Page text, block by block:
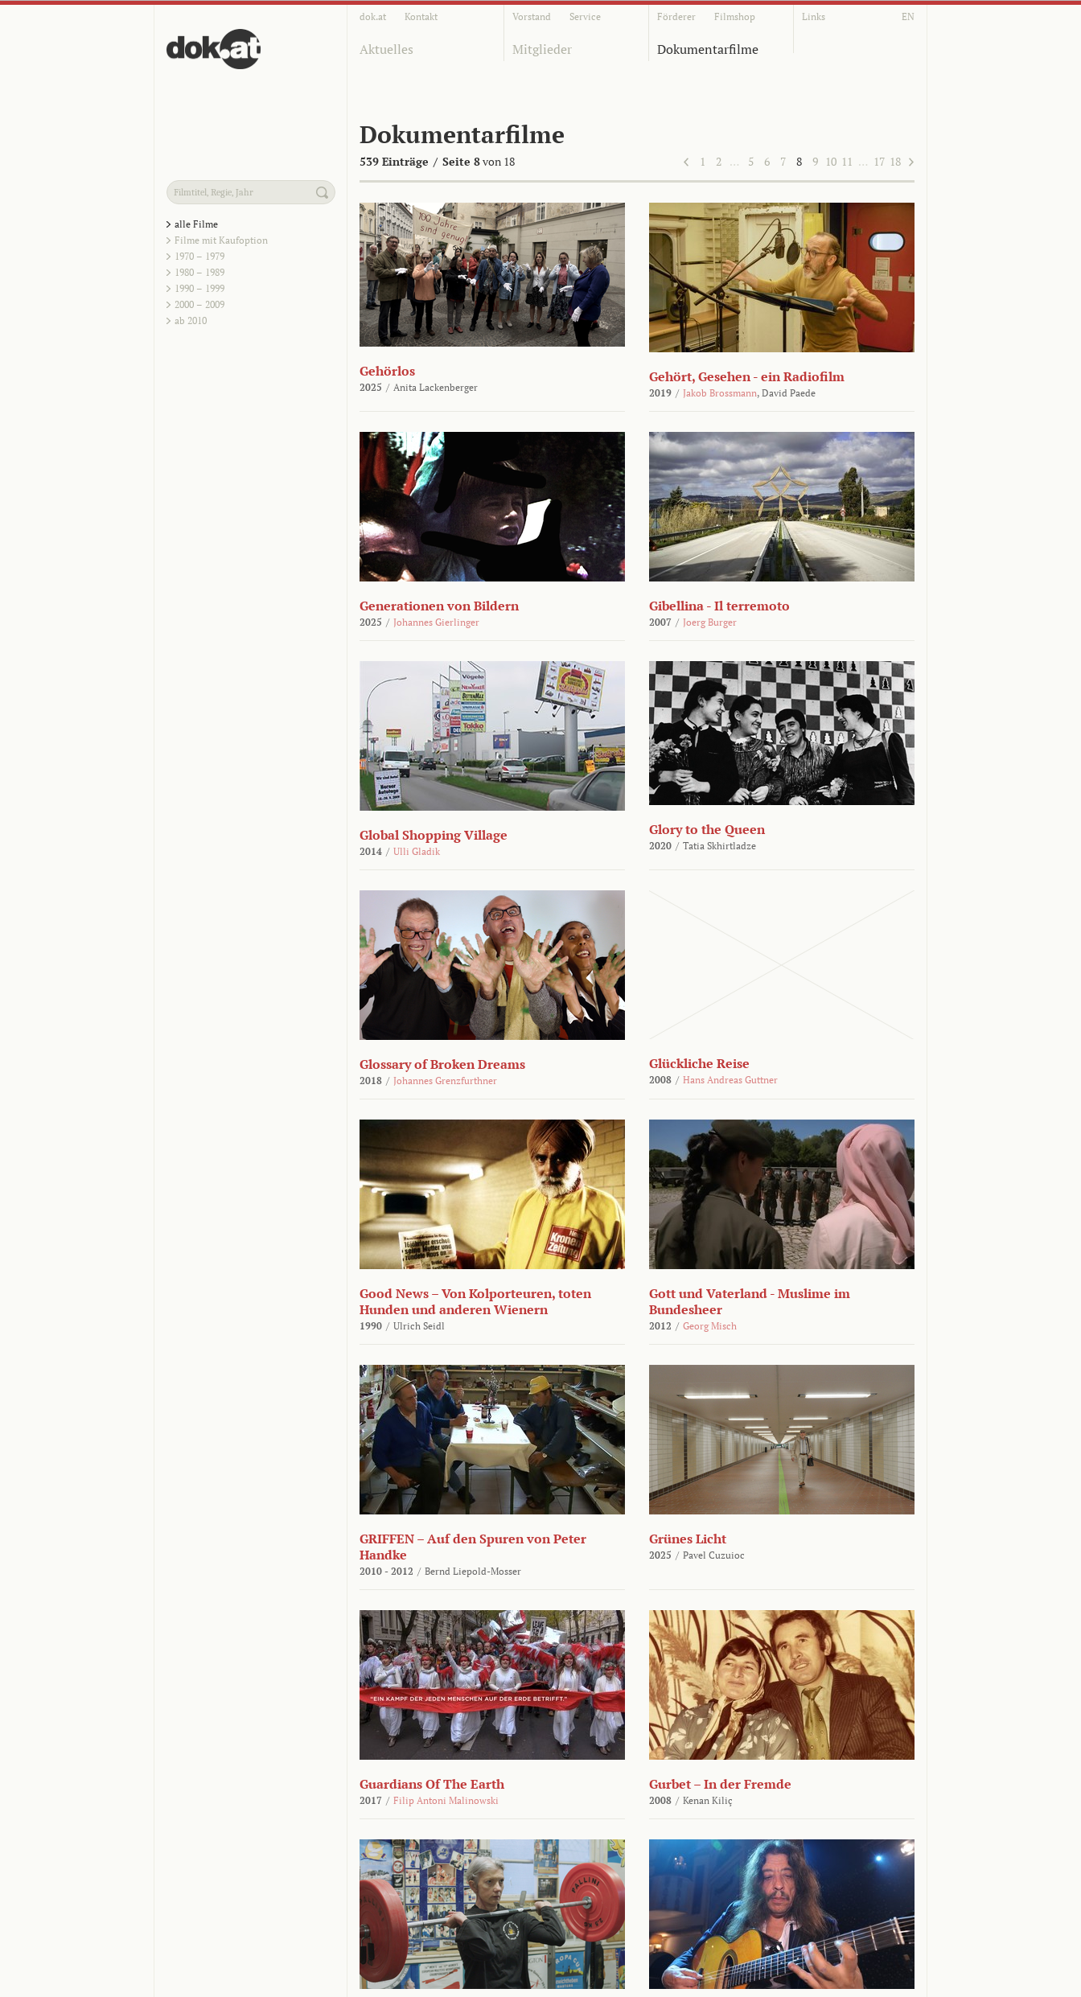
dok.at Kontakt Vorstand Service Förderer Filmshop Links EN
Aktuelles Mitglieder Dokumentarfilme
Dokumentarfilme
539 Einträge / Seite 8von 18 1 2 … 5 6 7 8 9 10 11 … 17 18
alle Filme
Filme mit Kaufoption
1970 – 1979
1980 – 1989
1990 – 1999
2000 – 2009
ab 2010
Gehörlos
2025 / Anita Lackenberger
Gehört, Gesehen - ein Radiofilm
2019 / Jakob Brossmann, David Paede
Generationen von Bildern
2025 / Johannes Gierlinger
Gibellina - Il terremoto
2007 / Joerg Burger
Global Shopping Village
2014 / Ulli Gladik
Glory to the Queen
2020 / Tatia Skhirtladze
Glossary of Broken Dreams
2018 / Johannes Grenzfurthner
Glückliche Reise
2008 / Hans Andreas Guttner
Good News – Von Kolporteuren, toten
Hunden und anderen Wienern
1990 / Ulrich Seidl
Gott und Vaterland - Muslime im
Bundesheer
2012 / Georg Misch
GRIFFEN – Auf den Spuren von Peter
Handke
2010 - 2012 / Bernd Liepold-Mosser
Grünes Licht
2025 / Pavel Cuzuioc
Guardians Of The Earth
2017 / Filip Antoni Malinowski
Gurbet – In der Fremde
2008 / Kenan Kiliç